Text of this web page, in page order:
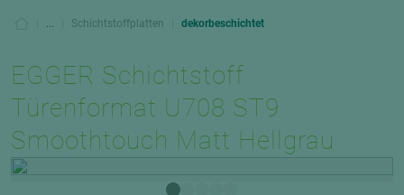
... Schichtstoffplatten dekorbeschichtet
EGGER Schichtstoff
Türenformat U708 ST9
Smoothtouch Matt Hellgrau